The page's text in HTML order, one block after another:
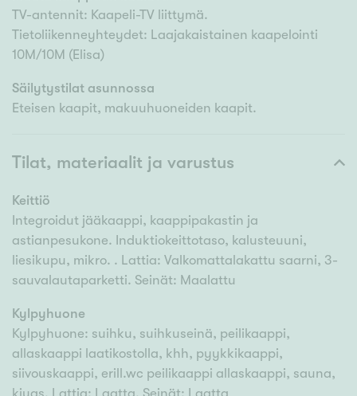
TV-antennit: Kaapeli-TV liittymä.
Tietoliikenneyhteydet: Laajakaistainen kaapelointi
10M/10M (Elisa)
Säilytystilat asunnossa
Eteisen kaapit, makuuhuoneiden kaapit.
Tilat, materiaalit ja varustus
Keittiö
Integroidut jääkaappi, kaappipakastin ja
astianpesukone. Induktiokeittotaso, kalusteuuni,
liesikupu, mikro. . Lattia: Valkomattalakattu saarni, 3-
sauvalautaparketti. Seinät: Maalattu
Kylpyhuone
Kylpyhuone: suihku, suihkuseinä, peilikaappi,
allaskaappi laatikostolla, khh, pyykkikaappi,
siivouskaappi, erill.wc peilikaappi allaskaappi, sauna,